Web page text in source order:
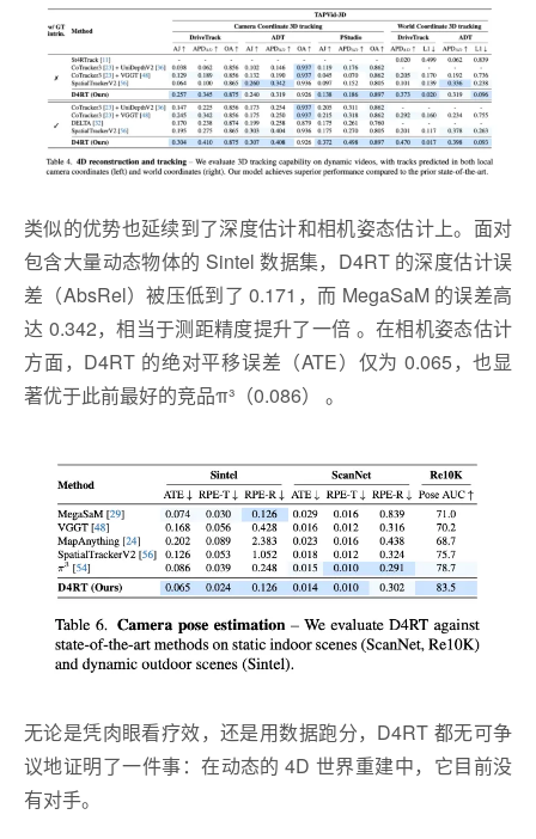
类似的优势也延续到了深度估计和相机姿态估计上。面对
包含大量动态物体的 Sintel 数据集，D4RT 的深度估计误
差（AbsRel）被压低到了 0.171，而 MegaSaM 的误差高
达 0.342，相当于测距精度提升了一倍 。在相机姿态估计
方面，D4RT 的绝对平移误差（ATE）仅为 0.065，也显
著优于此前最好的竞品π³（0.086） 。
无论是凭肉眼看疗效，还是用数据跑分，D4RT 都无可争
议地证明了一件事：在动态的 4D 世界重建中，它目前没
有对手。